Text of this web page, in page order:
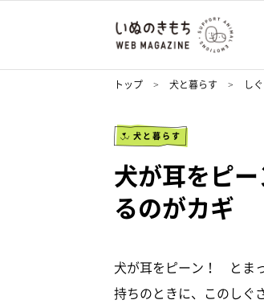
トップ 犬と暮らす し
犬と暮らす
犬が耳をピ
るのがカギ
犬が耳をピーン！ とま
持ちのときに、このしぐ